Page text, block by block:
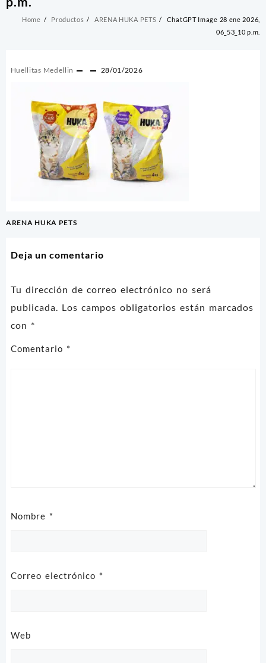
Home Productos ARENA HUKA PETS
ChatGPT Image 28 ene 2026,
06_53_10 p.m.
Huellitas Medellin 28/01/2026
Navegación
ARENA HUKA PETS
Deja un comentario
Tu dirección de correo electrónico no será
publicada. Los campos obligatorios están marcados
con *
Comentario *
Nombre *
Correo electrónico *
Web